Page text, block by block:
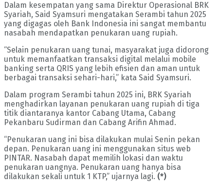
Dalam kesempatan yang sama Direktur Operasional BRK
Syariah, Said Syamsuri mengatakan Serambi tahun 2025
yang digagas oleh Bank Indonesia ini sangat membantu
nasabah mendapatkan penukaran uang rupiah.
“Selain penukaran uang tunai, masyarakat juga didorong
untuk memanfaatkan transaksi digital melalui mobile
banking serta QRIS yang lebih efisien dan aman untuk
berbagai transaksi sehari-hari,” kata Said Syamsuri.
Dalam program Serambi tahun 2025 ini, BRK Syariah
menghadirkan layanan penukaran uang rupiah di tiga
titik diantaranya kantor Cabang Utama, Cabang
Pekanbaru Sudirman dan Cabang Arifin Ahmad.
“Penukaran uang ini bisa dilakukan mulai Senin pekan
depan. Penukaran uang ini menggunakan situs web
PINTAR. Nasabah dapat memilih lokasi dan waktu
penukaran uangnya. Penukaran uang hanya bisa
dilakukan sekali untuk 1 KTP,” ujarnya lagi. (*)